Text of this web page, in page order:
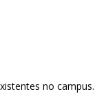
no campus.